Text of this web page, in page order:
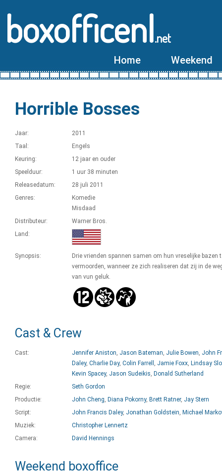
boxofficenl.net
Home Weekend
Horrible Bosses
Jaar:
2011
Taal:
Engels
Keuring:
12 jaar en ouder
Speelduur:
1 uur 38 minuten
Releasedatum:
28 juli 2011
Genres:
Komedie
Misdaad
Distributeur:
Warner Bros.
Land:
Synopsis:
Drie vrienden spannen samen om hun vreselijke bazen
vermoorden, wanneer ze zich realiseren dat zij in de
van vun geluk.
Cast & Crew
Cast: Jennifer Aniston, Jason Bateman, Julie Bowen, John
Daley, Charlie Day, Colin Farrell , Jamie Foxx, Lindsay
Kevin Spacey, Jason Sudeikis, Donald Sutherland
Regie:
Seth Gordon
Productie:
John Cheng, Diana Pokorny, Brett Ratner, Jay Stern
Script:
John Francis Daley, Jonathan Goldstein, Michael
Muziek:
Christopher Lennertz
Camera:
David Hennings
Weekend boxoffice